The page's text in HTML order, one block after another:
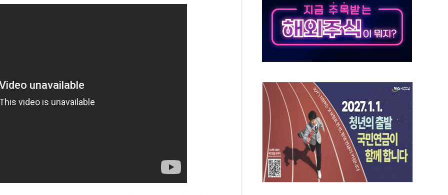
인천서 말다툼 중 어머니 흉기 살해 10대 아들 체포
'화합' 꺼낸 김민석에 '뻔뻔' 받아친 정청래…제주 연설서 신경전 고조
李대통령, ISA 개편 재검토 지시…與 "적극 환영"·野 "졸속 국정"